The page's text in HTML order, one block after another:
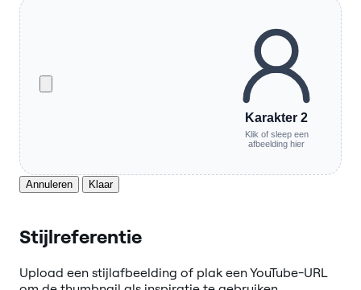
Karakter 2
Klik of sleep een
afbeelding hier
Annuleren Klaar
Stijlreferentie
Upload een stijlafbeelding of plak een YouTube-URL